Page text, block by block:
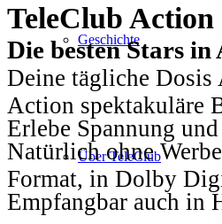
Geschichte
Über TeleClub
TeleClub Action
Die besten Stars in
Deine tägliche
Action spektakuläre
Erlebe Spannung
Natürlich ohne
Format, in Dolby
Empfangbar auch in